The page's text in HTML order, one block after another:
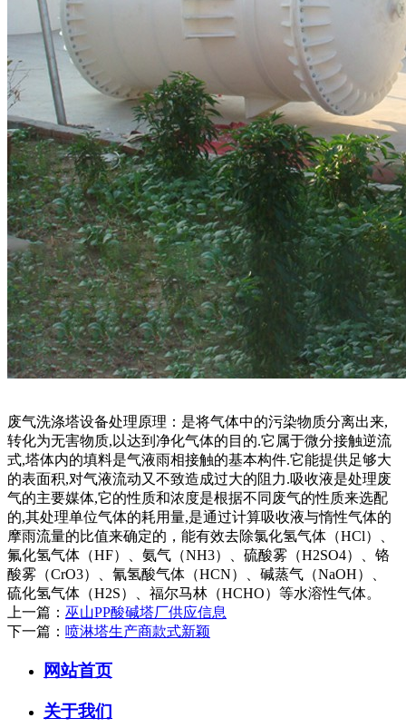
废气洗涤塔设备处理原理：是将气体中的污染物质分离出来,
转化为无害物质,以达到净化气体的目的.它属于微分接触逆流
式,塔体内的填料是气液雨相接触的基本构件.它能提供足够大
的表面积,对气液流动又不致造成过大的阻力.吸收液是处理废
气的主要媒体,它的性质和浓度是根据不同废气的性质来选配
的,其处理单位气体的耗用量,是通过计算吸收液与惰性气体的
摩雨流量的比值来确定的，能有效去除氯化氢气体（HCl）、
氟化氢气体（HF）、氨气（NH3）、硫酸雾（H2SO4）、铬
酸雾（CrO3）、氰氢酸气体（HCN）、碱蒸气（NaOH）、
硫化氢气体（H2S）、福尔马林（HCHO）等水溶性气体。
上一篇： 巫山PP酸碱塔厂供应信息
下一篇： 喷淋塔生产商款式新颖
网站首页
关于我们